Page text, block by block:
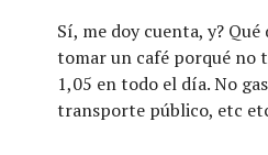
Sí, me doy cuenta, y?
tomar un café porqué no
1,05 en todo el día. No
transporte público, etc